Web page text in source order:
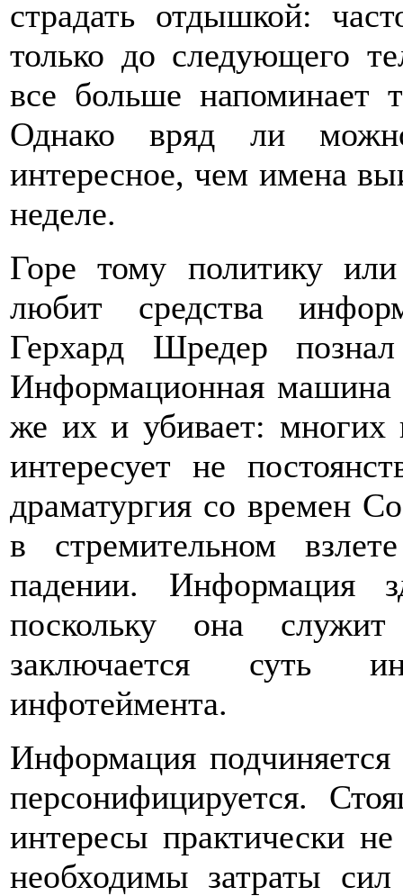
страдать отдышкой:
только до следующего
все больше напоминает
Однако вряд ли
интересное, чем имена
неделе.
Горе тому политику
любит средства
Герхард Шредер
Информационная машина
же их и убивает: многих
интересует не
драматургия со времен
в стремительном
падении. Информация
поскольку она
заключается суть
инфотеймента.
Информация
персонифицируется.
интересы практически
необходимы затраты